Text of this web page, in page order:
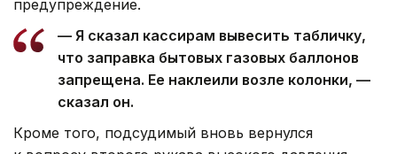
предупреждение.
— Я сказал кассирам вывесить табличку,
что заправка бытовых газовых баллонов
запрещена. Ее наклеили возле колонки, —
сказал он.
Кроме того, подсудимый вновь вернулся